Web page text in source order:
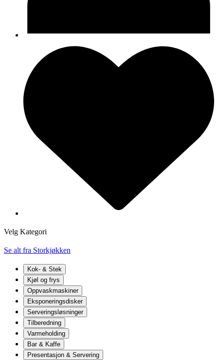
Velg Kategori
Se alt fra Storkjøkken
Kok- & Stek
Kjøl og frys
Oppvaskmaskiner
Eksponeringsdisker
Serveringsløsninger
Tilberedning
Varmeholding
Bar & Kaffe
Presentasjon & Servering